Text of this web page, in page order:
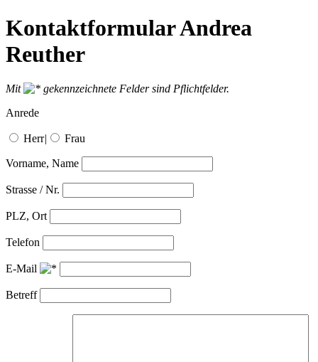
Kontaktformular Andrea
Reuther
Mit
gekennzeichnete Felder sind Pflichtfelder.
Anrede
Herr| Frau
Vorname, Name
Strasse / Nr.
PLZ, Ort
Telefon
E-Mail
Betreff